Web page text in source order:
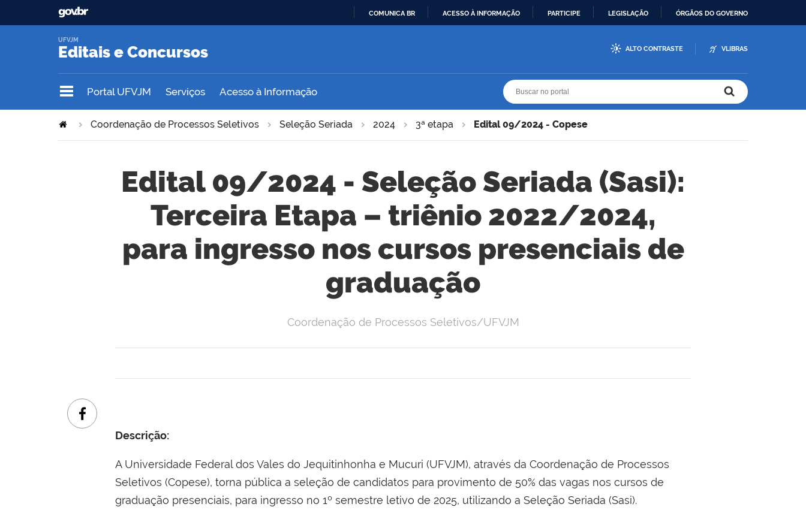
COMUNICA BR ACESSO À INFORMAÇÃO PARTICIPE LEGISLAÇÃO ÓRGÃOS DO GOVERNO
Editais e Concursos
UFVJM
ALTO CONTRASTE VLIBRAS
Portal UFVJM Serviços Acesso à Informação
Coordenação de Processos Seletivos Seleção Seriada 2024 3ª etapa Edital 09/2024 - Copese
Edital 09/2024 - Seleção Seriada (Sasi):
Terceira Etapa – triênio 2022/2024,
para ingresso nos cursos presenciais de
graduação
Coordenação de Processos Seletivos/UFVJM
Descrição:
A Universidade Federal dos Vales do Jequitinhonha e Mucuri (UFVJM), através da Coordenação de Processos
Seletivos (Copese), torna pública a seleção de candidatos para provimento de 50% das vagas nos cursos de
graduação presenciais, para ingresso no 1º semestre letivo de 2025, utilizando a Seleção Seriada (Sasi).